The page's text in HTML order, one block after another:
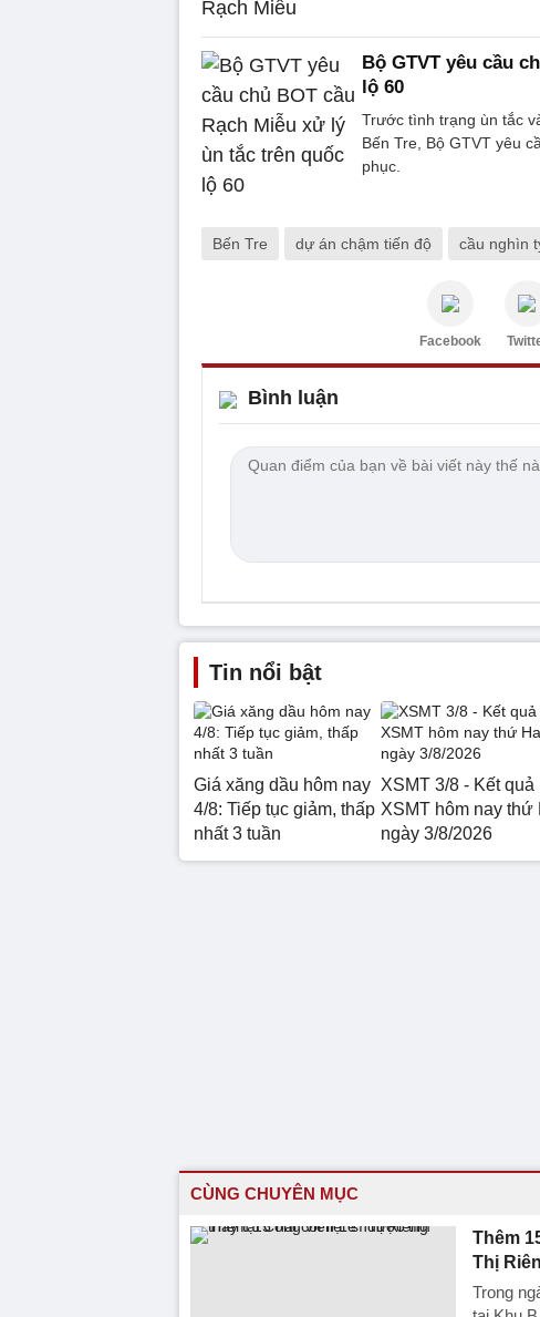
Bộ GTVT yêu cầu
lộ 60
Trước tình trạng ùn tắc
Bến Tre, Bộ GTVT yêu
phục.
Bến Tre dự án chậm tiến độ cầu nghìn
Facebook
Bình luận
Tin nổi bật
Giá xăng dầu hôm nay
4/8: Tiếp tục giảm, thấp
nhất 3 tuần
XSMT 3/8 - Kết quả
XSMT hôm nay thứ
ngày 3/8/2026
CÙNG CHUYÊN MỤC
Thêm
Thị
Trong